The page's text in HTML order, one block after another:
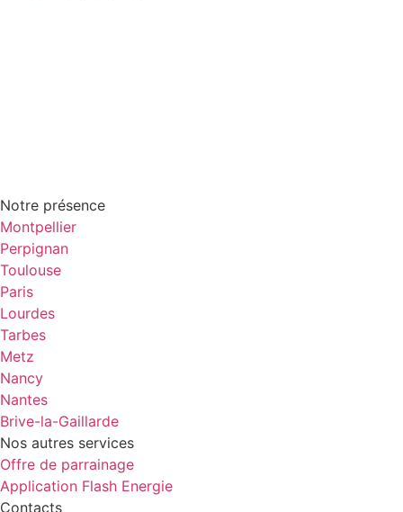
Notre présence
Montpellier
Perpignan
Toulouse
Paris
Lourdes
Tarbes
Metz
Nancy
Nantes
Brive-la-Gaillarde
Nos autres services
Offre de parrainage
Application Flash Energie
Contacts